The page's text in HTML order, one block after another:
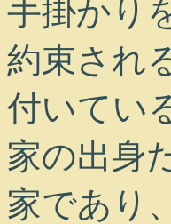
手掛かり
約束され
付いてい
家の出身
家であり